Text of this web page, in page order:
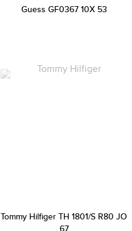
Guess GF0367 10X 53
Tommy Hilfiger TH 1801/S R80 JO
67